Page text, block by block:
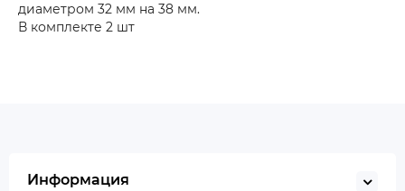
диаметром 32 мм на 38 мм.
В комплекте 2 шт
Информация